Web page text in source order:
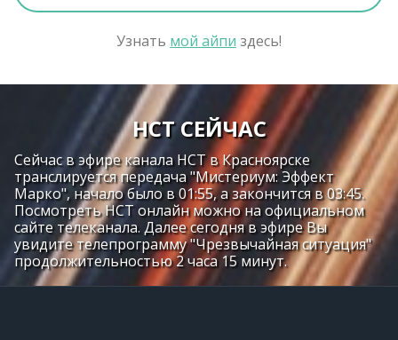
Узнать мой айпи здесь!
НСТ СЕЙЧАС
Сейчас в эфире канала НСТ в Красноярске
транслируется передача "Мистериум: Эффект
Марко", начало было в 01:55, а закончится в 03:45.
Посмотреть НСТ онлайн можно на официальном
сайте телеканала. Далее сегодня в эфире Вы
увидите телепрограмму "Чрезвычайная ситуация"
продолжительностью 2 часа 15 минут.